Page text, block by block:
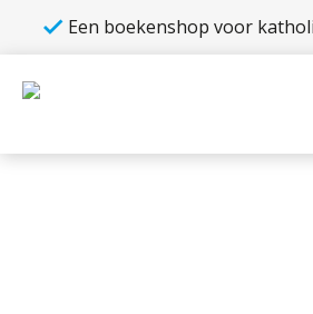
Een boekenshop voor